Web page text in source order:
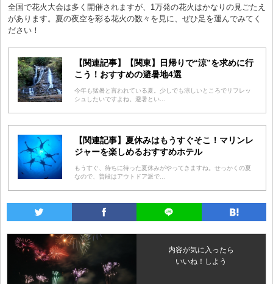
全国で花火大会は多く開催されますが、1万発の花火はかなりの見ごたえ
があります。夏の夜空を彩る花火の数々を見に、ぜひ足を運んでみてく
ださい！
【関連記事】【関東】日帰りで“涼”を求めに行
こう！おすすめの避暑地4選
今年も猛暑と言われている夏。少しでも涼しいところでリフレッ
シュしたいですよね。避暑とい...
【関連記事】夏休みはもうすぐそこ！マリンレ
ジャーを楽しめるおすすめホテル
もうすぐ、待ちに待った夏休みがやってきますね。せっかくの夏
なので、普段はアウトドア派で...
内容が気に入ったら
いいね！しよう